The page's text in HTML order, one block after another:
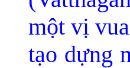
một vị
tạo dựng